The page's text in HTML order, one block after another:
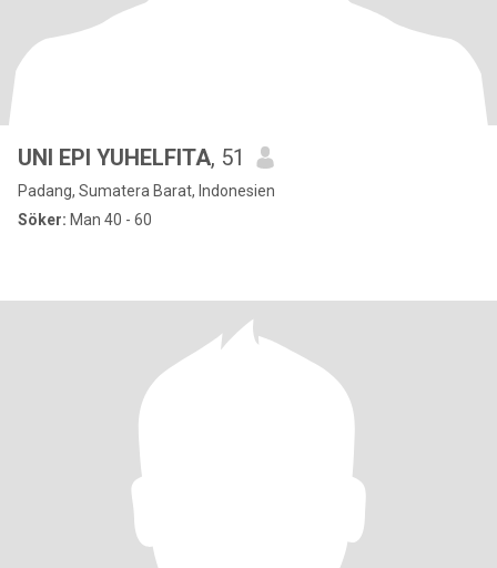
UNI EPI YUHELFITA, 51
Padang, Sumatera Barat, Indonesien
Söker: Man 40 - 60